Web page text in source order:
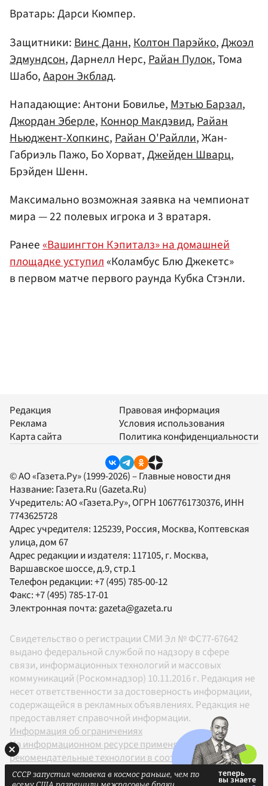
Вратарь: Дарси Кюмпер.
Защитники: Винс Данн, Колтон Парэйко,Джоэл
Эдмундсон, Дарнелл Нерс, Райан Пулок, Тома
Шабо,Аарон Экблад.
Нападающие: Антони Бовилье,Мэтью Барзал,
Джордан Эберле,Коннор Макдэвид,Райан
Ньюджент-Хопкинс,Райан О'Райлли, Жан-
Габриэль Пажо, Бо Хорват,Джейден Шварц,
Брэйден Шенн.
Максимально возможная заявка на чемпионат
мира — 22 полевых игрока и 3 вратаря.
Ранее«Вашингтон Кэпиталз» на домашней
площадке уступил«Коламбус Блю Джекетс»
в первом матче первого раунда Кубка Стэнли.
Редакция
Реклама
Карта сайта
Правовая информация
Условия использования
Политика конфиденциальности
© АО «Газета.Ру» (1999-2026) – Главные новости дня
Название: Газета.Ru (Gazeta.Ru)
Учредитель:АО «Газета.Ру», ОГРН 1067761730376, ИНН
7743625728
Адрес учредителя: 125239, Россия, Москва, Коптевская
улица, дом 67
Адрес редакции и издателя: 117105, г. Москва,
Варшавское шоссе, д.9, стр.1
Телефон редакции:+7 (495) 785-00-12
Факс:+7 (495) 785-17-01
Электронная почта:gazeta@gazeta.ru
Свидетельство о регистрации СМИ Эл № ФС77-67642
выдано федеральной службой по надзору в сфере
связи, информационных технологий и массовых
коммуникаций (Роскомнадзор) 10.11.2016 г. Редакция не
несет ответственности за достоверность информации,
содержащейся в рекламных объявлениях. Редакция не
предоставляет справочной информации.
Информация об ограничениях
На информационном ресурсе применяются
рекомендательные технологии в соответствии с
Правилами
СССР запустил человека в космос раньше, чем по